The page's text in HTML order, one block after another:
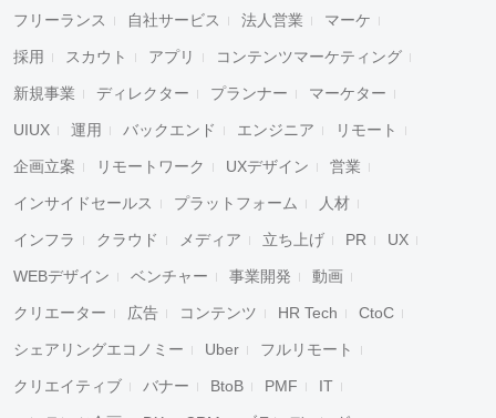
フリーランス 自社サービス 法人営業 マーケ
採用 スカウト アプリ コンテンツマーケティング
新規事業 ディレクター プランナー マーケター
UIUX 運用 バックエンド エンジニア リモート
企画立案 リモートワーク UXデザイン 営業
インサイドセールス プラットフォーム 人材
インフラ クラウド メディア 立ち上げ PR UX
WEBデザイン ベンチャー 事業開発 動画
クリエーター 広告 コンテンツ HR Tech CtoC
シェアリングエコノミー Uber フルリモート
クリエイティブ バナー BtoB PMF IT